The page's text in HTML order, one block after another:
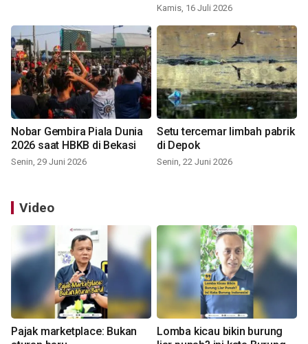
Kamis, 16 Juli 2026
Nobar Gembira Piala Dunia
2026 saat HBKB di Bekasi
Senin, 29 Juni 2026
Setu tercemar limbah pabrik
di Depok
Senin, 22 Juni 2026
Video
Pajak marketplace: Bukan
Lomba kicau bikin burung